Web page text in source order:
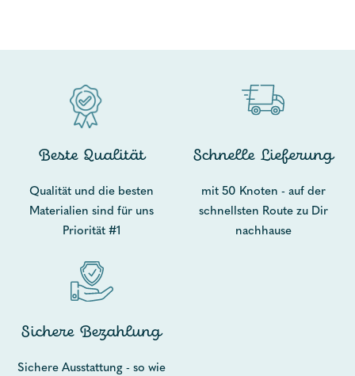
Beste Qualität
Qualität und die besten
Materialien sind für uns
Priorität #1
Schnelle Lieferung
mit 50 Knoten - auf der
schnellsten Route zu Dir
nachhause
Sichere Bezahlung
Sichere Ausstattung - so wie